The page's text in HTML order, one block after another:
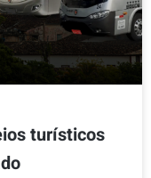
turísticos